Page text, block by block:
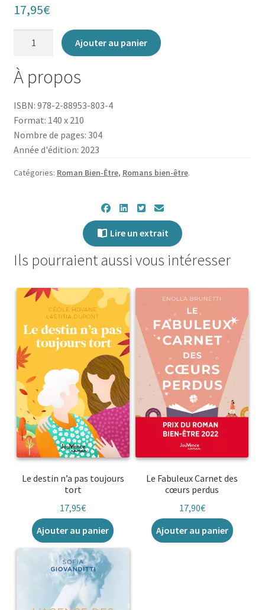
17,95€
Le
Salon
thé
du
bonheur
retrouvé
Ajouter au panier
À propos
ISBN: 978-2-88953-803-4
Format: 140 x 210
Nombre de pages: 304
Année d'édition: 2023
Catégories: Roman Bien-Être, Romans bien-être.
Lire un extrait
Ils pourraient aussi vous intéresser
Le destin n’a pas toujours
tort
17,95€
Ajouter au panier
Le Fabuleux Carnet des
cœurs perdus
17,90€
Ajouter au panier